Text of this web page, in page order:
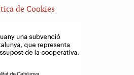
de Cookies